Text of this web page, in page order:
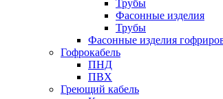
Трубы
Фасонные изделия
Трубы
Фасонные изделия
Гофрокабель
ПНД
ПВХ
Греющий кабель